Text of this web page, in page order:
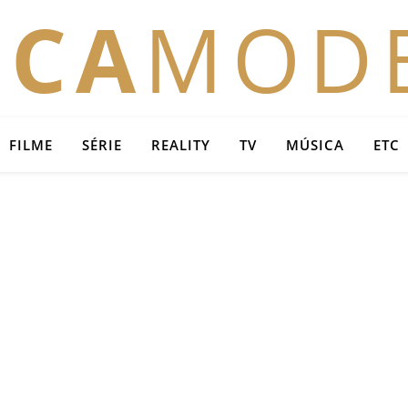
FILME SÉRIE REALITY TV MÚSICA ETC